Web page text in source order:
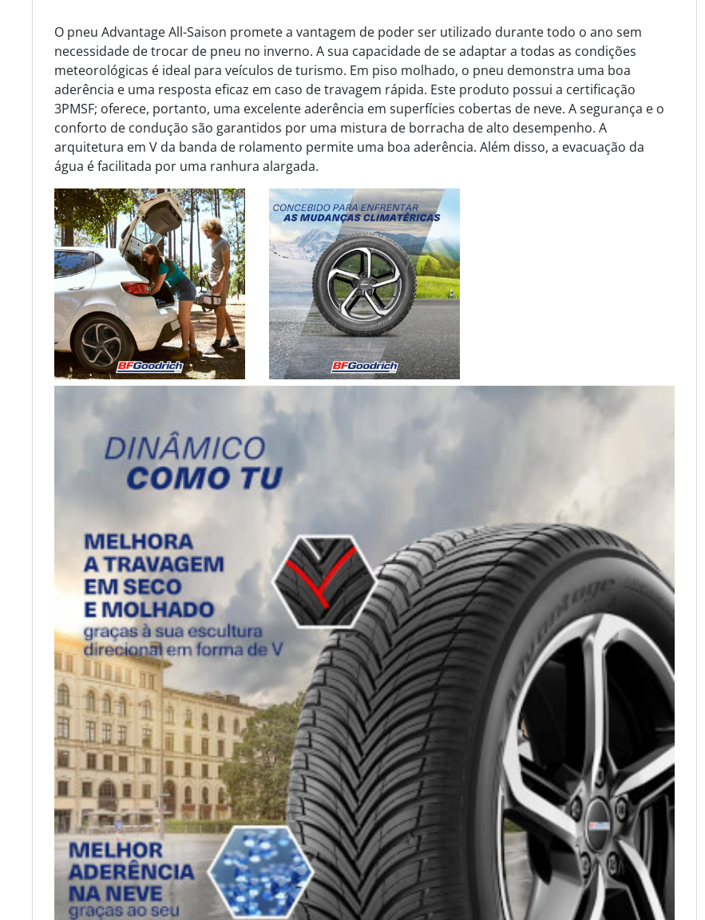
O pneu Advantage All-Saison promete a vantagem de poder ser utilizado durante todo o ano sem
necessidade de trocar de pneu no inverno. A sua capacidade de se adaptar a todas as condições
meteorológicas é ideal para veículos de turismo. Em piso molhado, o pneu demonstra uma boa
aderência e uma resposta eficaz em caso de travagem rápida. Este produto possui a certificação
3PMSF; oferece, portanto, uma excelente aderência em superfícies cobertas de neve. A segurança e o
conforto de condução são garantidos por uma mistura de borracha de alto desempenho. A
arquitetura em V da banda de rolamento permite uma boa aderência. Além disso, a evacuação da
água é facilitada por uma ranhura alargada.